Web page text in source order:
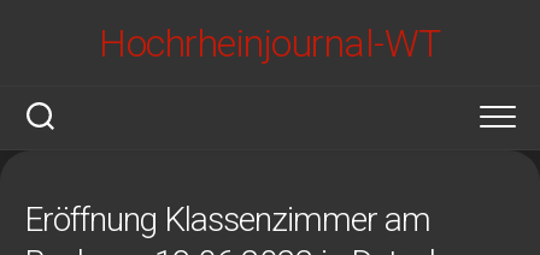
Hochrheinjournal-WT
Eröffnung Klassenzimmer am